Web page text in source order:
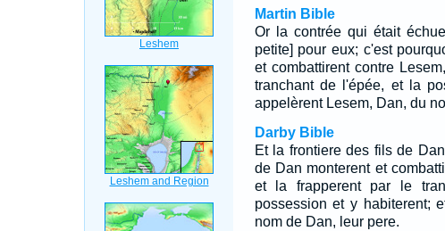
Martin Bible
Or la contrée qui était
petite] pour eux; c'est
et combattirent contre
tranchant de l'épée, et la
appelèrent Lesem, Dan, du
Darby Bible
Et la frontiere des fils de
de Dan monterent et
et la frapperent par le
possession et y habiterent;
nom de Dan, leur pere.